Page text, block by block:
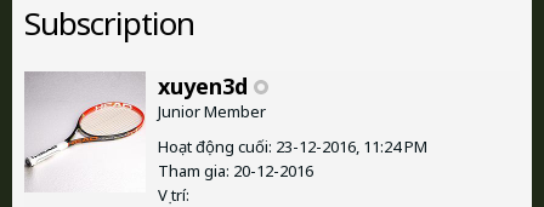
Subscription
xuyen3d
Junior Member
Hoạt động cuối: 23-12-2016, 11:24 PM
Tham gia: 20-12-2016
Vị trí: